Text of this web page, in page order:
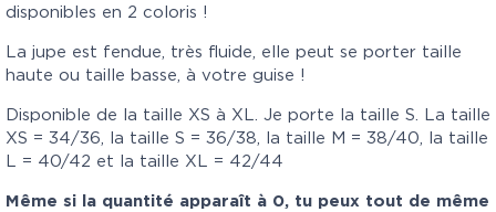
disponibles en 2 coloris !
La jupe est fendue, très fluide, elle peut se porter taille
haute ou taille basse, à votre guise !
Disponible de la taille XS à XL. Je porte la taille S. La taille
XS = 34/36, la taille S = 36/38, la taille M = 38/40, la taille
L = 40/42 et la taille XL = 42/44
Même si la quantité apparaît à 0, tu peux tout de même